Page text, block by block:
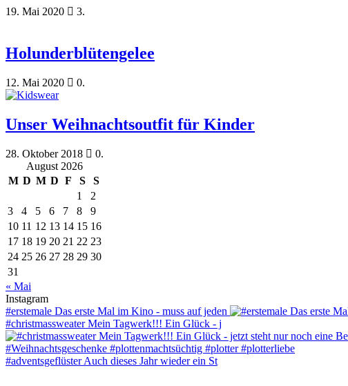
19. Mai 2020 3.
Holunderblütengelee
12. Mai 2020 0.
Unser Weihnachtsoutfit für Kinder
28. Oktober 2018
0.
August 2026
M D M D F S
S
1
2
3
4 5 6 7 8
9
10 11 12 13 14 15 16
17 18 19 20 21 22 23
24 25 26 27 28 29 30
31
« Mai
Instagram
#erstemale Das erste Mal im Kino - muss auf jeden
#christmassweater Mein Tagwerk!!! Ein Glück - j
#adventsgeflüster Auch dieses Jahr wieder ein St